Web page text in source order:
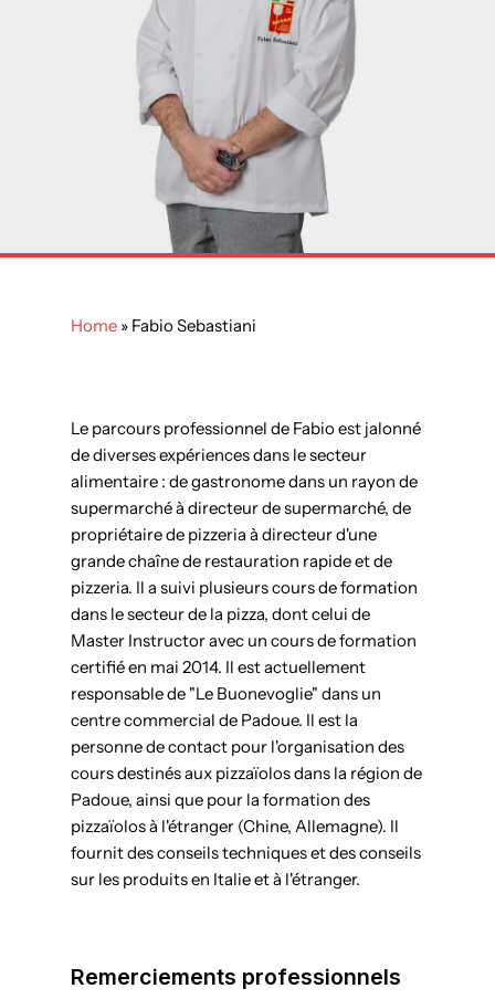
Home » Fabio Sebastiani
Le parcours professionnel de Fabio est jalonné
de diverses expériences dans le secteur
alimentaire : de gastronome dans un rayon de
supermarché à directeur de supermarché, de
propriétaire de pizzeria à directeur d'une
grande chaîne de restauration rapide et de
pizzeria. Il a suivi plusieurs cours de formation
dans le secteur de la pizza, dont celui de
Master Instructor avec un cours de formation
certifié en mai 2014. Il est actuellement
responsable de "Le Buonevoglie" dans un
centre commercial de Padoue. Il est la
personne de contact pour l'organisation des
cours destinés aux pizzaïolos dans la région de
Padoue, ainsi que pour la formation des
pizzaïolos à l'étranger (Chine, Allemagne). Il
fournit des conseils techniques et des conseils
sur les produits en Italie et à l'étranger.
Remerciements professionnels